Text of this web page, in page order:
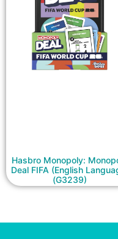
Hasbro Monopoly:
Deal FIFA (English
(G3239)